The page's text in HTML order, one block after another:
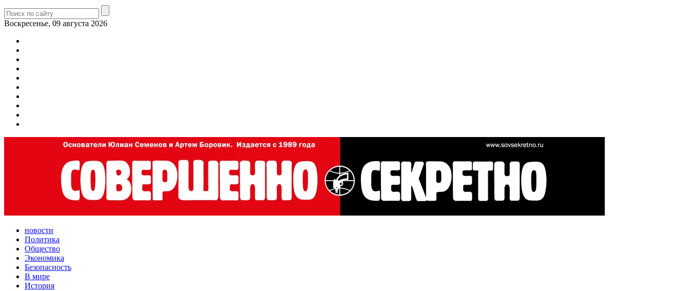
Воскресенье, 09 августа 2026
новости
Политика
Общество
Экономика
Безопасность
В мире
История